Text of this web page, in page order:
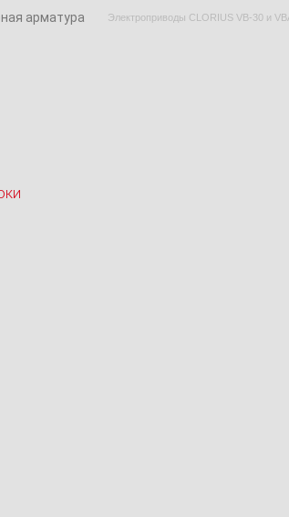
арматура Электроприводы CLORIUS VB-30 и